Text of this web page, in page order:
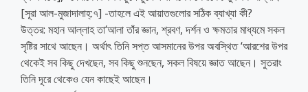
[সূরা আল-মুজাদালাহ্:৭] -তাহলে এই আয়াতগুলোর সঠিক ব্যাখ্যা কী?
উত্তর: মহান আল্লাহ তা‘আলা তাঁর জ্ঞান, শ্রবণ, দর্শন ও ক্ষমতার মাধ্যমে সকল
সৃষ্টির সাথে আছেন। অর্থাৎ তিনি সপ্ত আসমানের উপর অবস্থিত ‘আরশের উপর
থেকেই সব কিছু দেখছেন, সব কিছু শুনছেন, সকল বিষয়ে জ্ঞাত আছেন। সুতরাং
তিনি দূরে থেকেও যেন কাছেই আছেন।